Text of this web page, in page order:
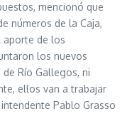
mencionó que
números de la Caja,
aporte de los
los nuevos
Río Gallegos, ni
ellos van a trabajar
Pablo Grasso